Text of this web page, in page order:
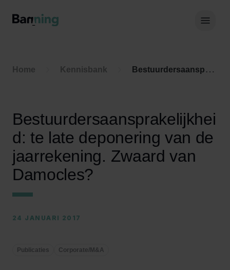
Home Kennisbank Bestuurdersaansprakelijkheid: te late deponering van de jaarrekening. Zwaard van Damocles?
Bestuurdersaansprakelijkhei
d: te late deponering van de
jaarrekening. Zwaard van
Damocles?
24 JANUARI 2017
Publicaties Corporate/M&A